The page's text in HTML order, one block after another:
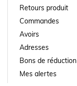
Retours produit
Commandes
Avoirs
Adresses
Bons de réduction
Mes alertes